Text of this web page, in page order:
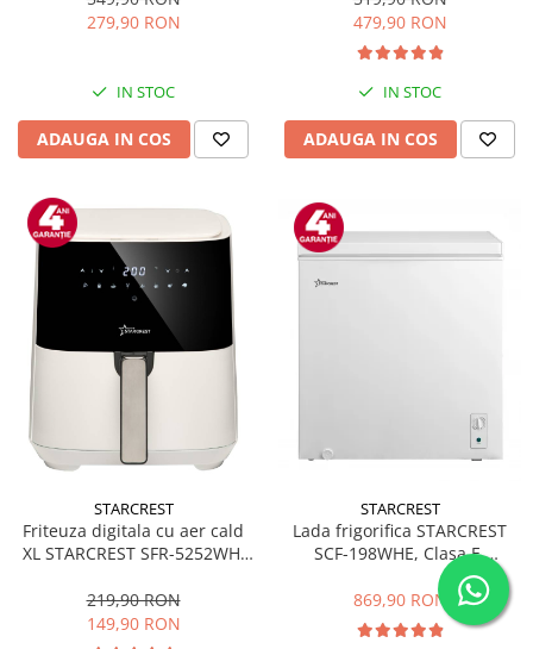
Interfata digitala, Negru
279,90 RON
IN STOC
ADAUGA IN COS
479,90 RON
IN STOC
ADAUGA IN COS
STARCREST
Friteuza digitala cu aer cald
XL STARCREST SFR-5252WH,
200 °C, 8 programe
predefinite, Alb
219,90 RON
149,90 RON
STARCREST
Lada frigorifica STARCREST
SCF-198WHE, Clasa E,
Capacitate 198L, Sistem
convertibil - functie frigider,
Termostat reglabil, Alb
869,90 RON